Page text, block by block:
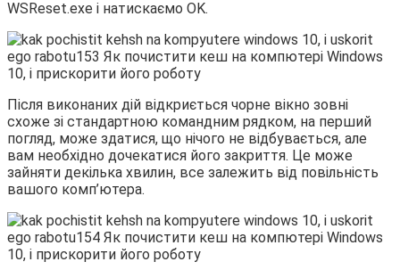
WSReset.exe і натискаємо OK.
Після виконаних дій відкриється чорне вікно зовні
схоже зі стандартною командним рядком, на перший
погляд, може здатися, що нічого не відбувається, але
вам необхідно дочекатися його закриття. Це може
зайняти декілька хвилин, все залежить від повільність
вашого комп’ютера.